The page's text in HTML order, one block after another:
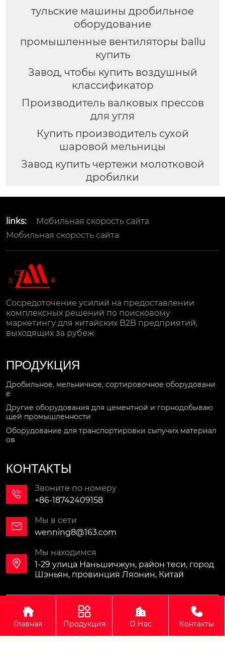
тульские машины дробильное
оборудование
промышленные вентиляторы ballu
купить
Завод, чтобы купить воздушный
классификатор
Производитель валковых прессов
для угля
Купить производитель сухой
шаровой мельницы
Завод купить чертежи молотковой
дробилки
links:
Мобильная скорость сайта
Мобильная скорость сайта
Сосредоточение усилий на предоставлении
комплексных решений по поисковому
маркетингу для китайских B2B предприятий,
выходящих за рубеж
ПРОДУКЦИЯ
Дробильное, мельничное, сортировочное оборудовани
е
Другие оборудования для цементной и горнодобываю
щей промышленности
Оборудование для транспортировки сыпучих материал
ов
КОНТАКТЫ

Звоните по номеру
+86-18742409158

Мы в сети
wenning8@163.com

Мы находимся
1-29 улица Наньшичжун, район теси, город
Шэньян, провинция Ляонин, Китай
Авторское право©ООО Синомали Тяжёлая Машина
Экспортно-импортная компания(Шэньян)

Главная

Продукция

О Нас

Контакты